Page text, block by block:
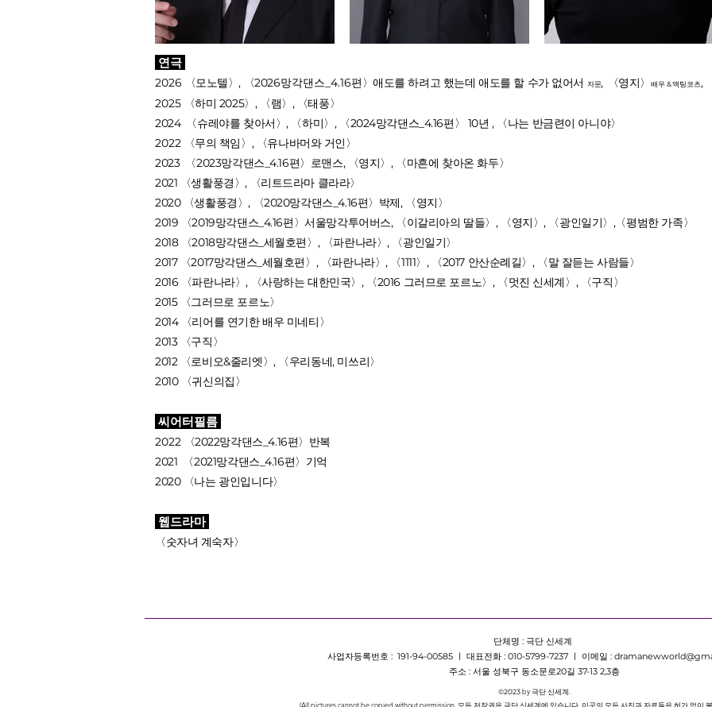
연극
2026 〈모노텔〉, 〈2026망각댄스_4.16편 〉애도를 하려고 했는데 애도를 할 수가 없어서 자문, 〈영지〉 배우 & 액팅코츠,
2025
〈하미 2025〉, 〈램〉 , 〈태풍〉
2024 〈슈레야를 찾아서〉, 〈하미〉, 〈2024망각댄스_4.16편〉 10년 ,
〈나는 반금련이 아니야〉
2022 〈무의 책임〉, 〈유나바머와 거인〉
2023 〈2023망각댄스_4.16편〉로맨스,
〈영지〉, 〈마흔에 찾아온 화두〉
2021 〈생활풍경〉, 〈리트드라마 클라라〉
2020 〈생활풍경〉, 〈2020망각댄스_4.16편〉박제,
〈영지〉
2019 〈2019망각댄스_4.16편〉서울망각투어버스, 〈이갈리아의 딸들〉, 〈영지〉, 〈광인일기〉,〈평범한 가족〉
2018 〈2018망각댄스_세월호편〉, 〈파란나라〉,
〈광인일기〉
2017 〈2017망각댄스_세월호편〉, 〈파란나라〉,
〈1111〉, 〈2017 안산순례길〉,
〈말 잘듣는 사람들〉
2016 〈파란나라〉, 〈사랑하는 대한민국〉,
〈2016 그러므로 포르노〉, 〈멋진 신세계〉,
〈구직〉
2015 〈그러므로 포르노〉
2014 〈리어를 연기한 배우 미네티〉
2013 〈구직〉
2012 〈로비오&줄리엣〉, 〈우리동네, 미쓰리〉
2010 〈귀신의집〉
씨어터필름
2022 〈2022망각댄스_4.16편〉반복
2021 〈2021망각댄스_4.16편〉기억
2020 〈나는 광인입니다〉
웹드라마
〈숫자녀 계숙자〉
단체명 : 극단 신세계
사업자등록번호 : 191-94-00585 ㅣ 대표전화 : 010-5799-7237 ㅣ 이메일 :
주소 : 서울 성북구 동소문로20길 37-13 2,3층
©2023by 극단 신세계.
(All pictures cannot be copied without permission. 모든 저작권은 극단 신세계에 있습니다. 이곳의 모든 사진과 자료들은 허가 없이